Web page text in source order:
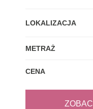
LOKALIZACJA
METRAŻ
CENA